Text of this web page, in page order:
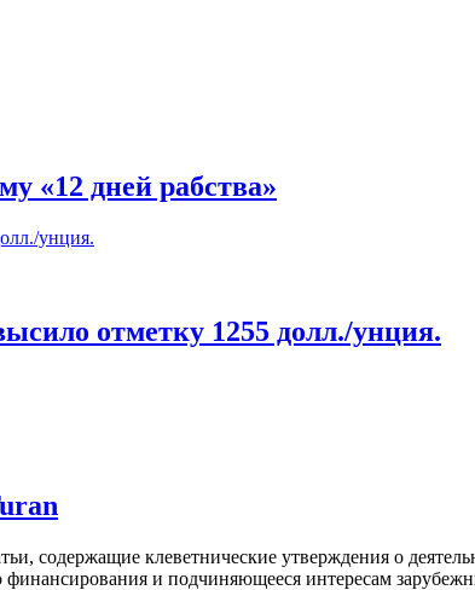
«12 дней рабства»
отметку 1255 долл./унция.
содержащие клеветнические утверждения о
финансирования и подчиняющееся интересам